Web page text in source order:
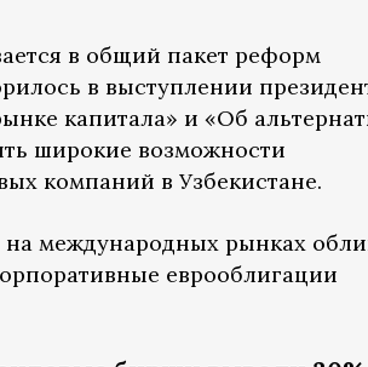
в общий пакет реформ
в выступлении
капитала» и «Об
широкие возможности
компаний в Узбекистане.
на международных рынках
еврооблигации